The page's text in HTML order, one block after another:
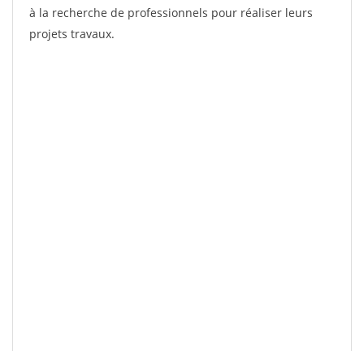
à la recherche de professionnels pour réaliser leurs
projets travaux.